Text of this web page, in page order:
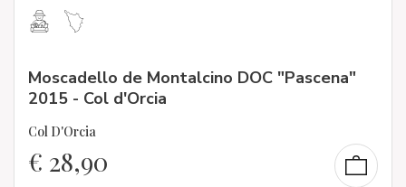
Moscadello de Montalcino DOC "Pascena"
2015 - Col d'Orcia
Col D'Orcia
€ 28,90